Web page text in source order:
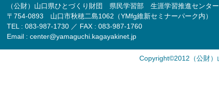
（公財）山口県ひとづくり財団 県民学習部 生涯学習推進センター
〒754-0893 山口市秋穂二島1062（YMfg維新セミナーパーク内）
TEL : 083-987-1730 ／ FAX : 083-987-1760
Email : center@yamaguchi.kagayakinet.jp
Copyright©2012（公財）